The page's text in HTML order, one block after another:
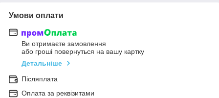
Умови оплати
Ви отримаєте замовлення
або гроші повернуться на вашу картку
Детальніше
Післяплата
Оплата за реквізитами